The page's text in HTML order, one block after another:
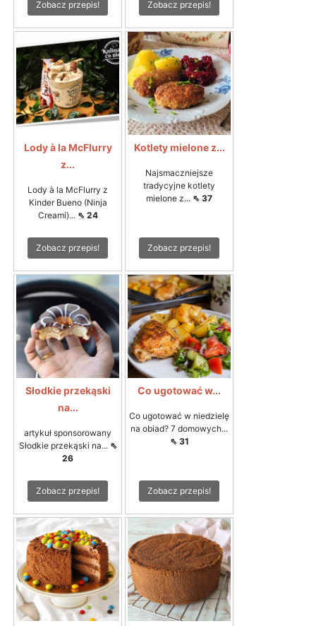
Zobacz przepis! Zobacz przepis!
Lody à la McFlurry
z...
Lody à la McFlurry z
Kinder Bueno (Ninja
Creami)... ⇖ 24
Zobacz przepis!
Kotlety mielone z...
Najsmaczniejsze
tradycyjne kotlety
mielone z... ⇖ 37
Zobacz przepis!
Słodkie przekąski
na...
artykuł sponsorowany
Słodkie przekąski na... ⇖
26
Zobacz przepis!
Co ugotować w...
Co ugotować w niedzielę
na obiad? 7 domowych...
⇖ 31
Zobacz przepis!